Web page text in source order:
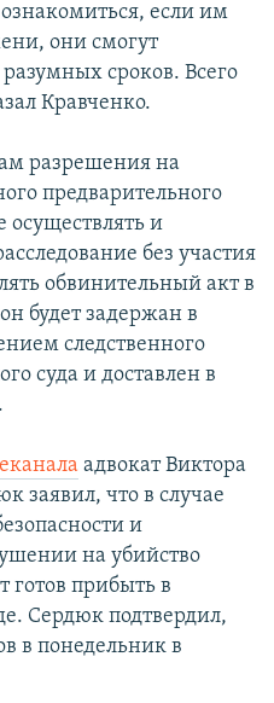
если им
они смогут
сроков. Всего
Кравченко.
разрешения на
предварительного
осуществлять и
без участия
обвинительный акт в
будет задержан в
следственного
суда и доставлен в
адвокат Виктора
заявил, что в случае
и
на убийство
готов прибыть в
Сердюк подтвердил,
в понедельник в